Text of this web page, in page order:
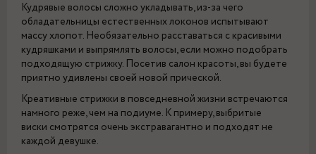
Кудрявые волосы сложно укладывать, из-за чего
обладательницы естественных локонов испытывают
массу хлопот. Необязательно расставаться с красивыми
кудряшками и выпрямлять волосы, если можно подобрать
подходящую стрижку. Посетив салон красоты, вы будете
приятно удивлены своей новой прической.
Креативные стрижки в повседневной жизни встречаются
намного реже, чем на подиуме. К примеру, выбритые
виски смотрятся очень экстравагантно и подходят не
каждой девушке.